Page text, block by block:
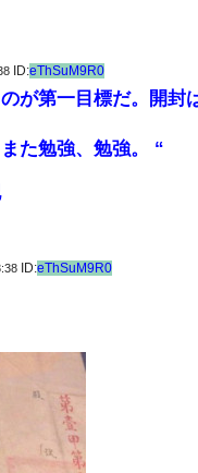
ID:eThSuM9R0
が第一目標だ。開
た勉強、勉強。 “
ID:eThSuM9R0